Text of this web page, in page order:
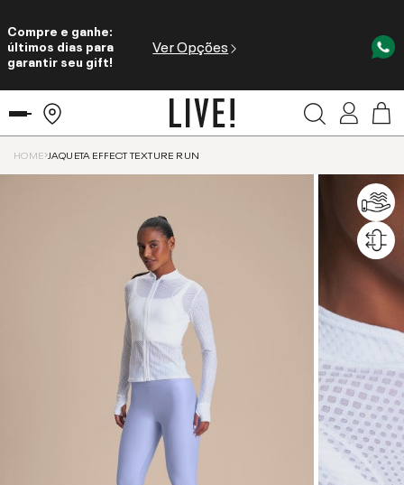
Compre e ganhe:
últimos dias para
garantir seu gift!
Ver Opções
HOME JAQUETA EFFECT TEXTURE RUN